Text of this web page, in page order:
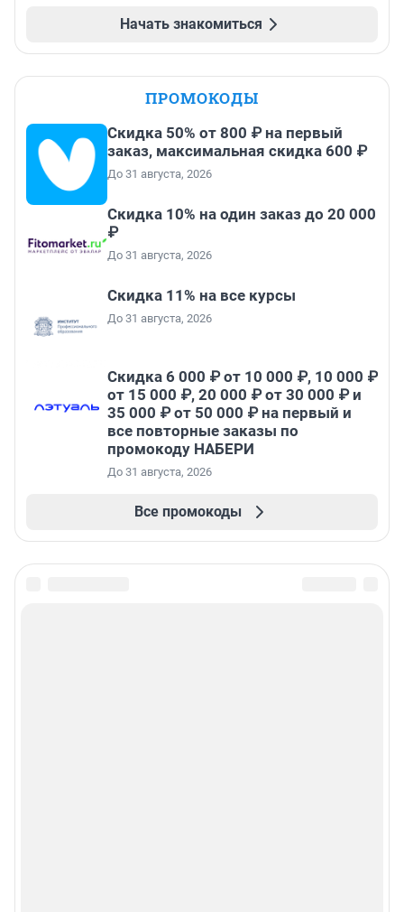
Начать знакомиться
ПРОМОКОДЫ
Скидка 50% от 800 ₽ на первый
заказ, максимальная скидка 600 ₽
До 31 августа, 2026
Скидка 10% на один заказ до 20 000
₽
До 31 августа, 2026
Скидка 11% на все курсы
До 31 августа, 2026
Скидка 6 000 ₽ от 10 000 ₽, 10 000 ₽
от 15 000 ₽, 20 000 ₽ от 30 000 ₽ и
35 000 ₽ от 50 000 ₽ на первый и
все повторные заказы по
промокоду НАБЕРИ
До 31 августа, 2026
Все промокоды